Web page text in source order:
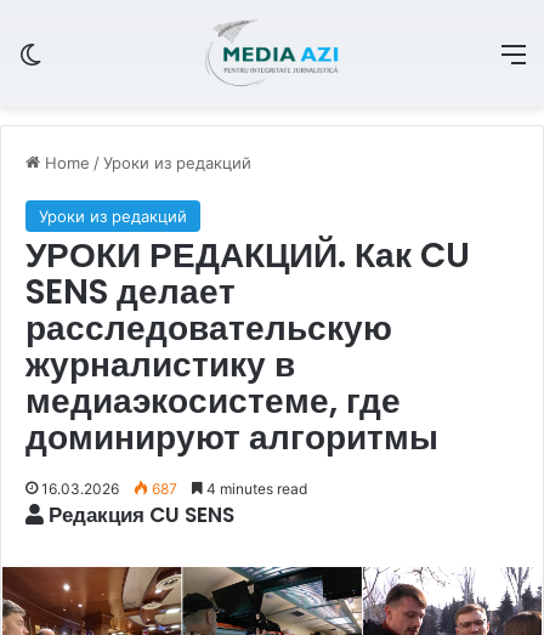
Home /Уроки из редакций
Уроки из редакций
УРОКИ РЕДАКЦИЙ. Как CU
SENS делает
расследовательскую
журналистику в
медиаэкосистеме, где
доминируют алгоритмы
16.03.2026 687 4 minutes read
Редакция CU SENS